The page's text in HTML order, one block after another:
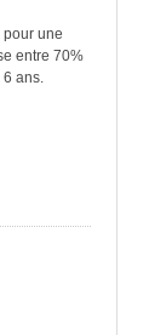
pour une
entre 70%
6 ans.